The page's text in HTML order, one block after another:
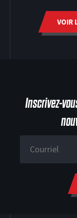
VOIR
Inscrivez-